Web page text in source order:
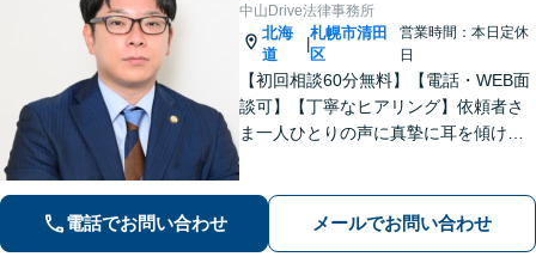
中山Drive法律事務所
北海
道
|
札幌市清田
区
営業時間：本日定休
日
【初回相談60分無料】【電話・WEB面
談可】【丁寧なヒアリング】依頼者さ
ま一人ひとりの声に真摯に耳を傾け、
度弁護士にご相談ください。最善の解
決策を共に考えていきましょう。
電話でお問い合わせ メールでお問い合わせ